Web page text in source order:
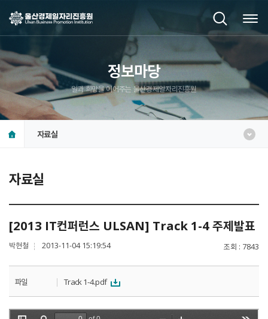
정보마당
일과 희망을 이어주는 울산경제일자리진흥원
자료실
자료실
[2013 IT컨퍼런스 ULSAN] Track 1-4 주제발표
조회 7843
박현철 2013-11-04 15:19:54
파일 Track 1-4.pdf